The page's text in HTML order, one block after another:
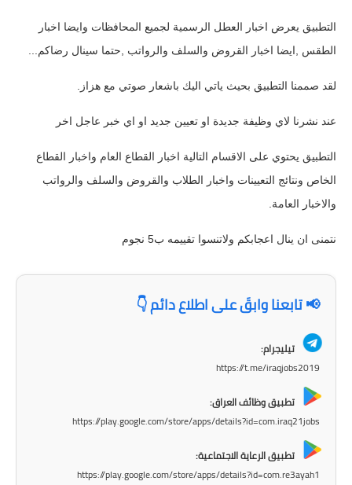
المرحلة الابتدائية
المرحلة المتوسطة
المرحلة الاعدادية
اسئلة وزارية
المرحلة المتوسطة
مرشحات
التطبيق يعرض اخبار العطل الرسمية لجميع المحافظات وايضا اخبار
الطقس ,ايضا اخبار القروض والسلف والرواتب ,حتما سينال رضاكم...
لقد صممنا التطبيق بحيث ياتي اليك باشعار صوتي مع هزاز.
عند نشرنا لاي وظيفة جديدة او تعيين جديد او اي خبر عاجل اخر
التطبيق يحتوي على الاقسام التالية اخبار القطاع العام واخبار القطاع
الخاص ونتائج التعيينات واخبار الطلاب والقروض والسلف والرواتب
والاخبار العامة.
نتمنى ان ينال اعجابكم ولاتنسوا تقييمه ب5 نجوم
📢 تابعنا وابقَ على اطلاع دائم 👇
تيليجرام:
https://t.me/iraqjobs2019
تطبيق وظائف العراق:
https://play.google.com/store/apps/details?id=com.iraq21jobs
تطبيق الرعاية الاجتماعية:
https://play.google.com/store/apps/details?id=com.re3ayah1